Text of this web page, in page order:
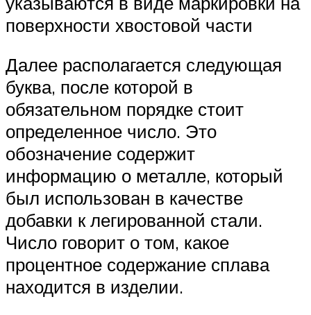
поверхности хвостовой части
Далее располагается следующая
буква, после которой в
обязательном порядке стоит
определенное число. Это
обозначение содержит
информацию о металле, который
был использован в качестве
добавки к легированной стали.
Число говорит о том, какое
процентное содержание сплава
находится в изделии.